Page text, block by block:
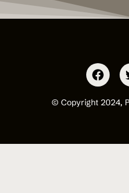
© Copyright 2024,